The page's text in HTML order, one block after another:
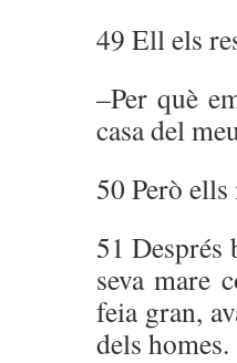
49 Ell els
–Per què
casa del
50 Però
51 Després
seva mare
feia gran,
dels homes.